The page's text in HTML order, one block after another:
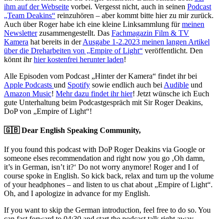
ihm auf der Webseite vorbei. Vergesst nicht, auch in seinen Podcast
„Team Deakins“ reinzuhören – aber kommt bitte hier zu mir zurück.
Auch über Roger habe ich eine kleine Linksammlung fürmeinen
Newsletterzusammengestellt. Das Fachmagazin Film & TV
Kamera hat bereits in derAusgabe 1-2.2023 meinen langen Artikel
über die Dreharbeiten von „Empire of Light“ veröffentlicht. Den
könnt ihrhier kostenfrei herunter laden!
Alle Episoden vom Podcast „Hinter der Kamera“ findet ihr bei
Apple Podcasts und Spotify sowie endlich auch bei Audible und
Amazon Music! Mehr dazu findet ihr hier! Jetzt wünsche ich Euch
gute Unterhaltung beim Podcastgespräch mit Sir Roger Deakins,
DoP von „Empire of Light“!
🇬🇧 Dear English Speaking Community,
If you found this podcast with DoP Roger Deakins via Google or
someone elses recommendation and right now you go ‚Oh damn,
it’s in German, isn’t it?‘ Do not worry anymore! Roger and I of
course spoke in English. So kick back, relax and turn up the volume
of your headphones – and listen to us chat about „Empire of Light“.
Oh, and I apologize in advance for my English.
If you want to skip the German introduction, feel free to do so. You